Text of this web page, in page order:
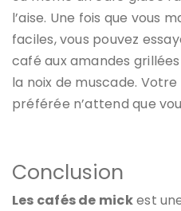
l’aise. Une fois que vous
faciles, vous pouvez
café aux amandes
la noix de muscade.
préférée n’attend que
Conclusion
Les cafés de mickest